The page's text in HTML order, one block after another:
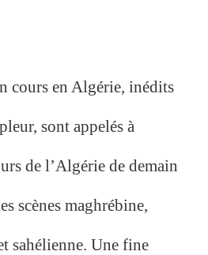
cours en Algérie, inédits
sont appelés à
de l’Algérie de demain
scènes maghrébine,
sahélienne. Une fine